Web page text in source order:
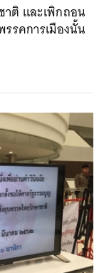
ติ และเพิกถอน
รคการเมืองนั้น